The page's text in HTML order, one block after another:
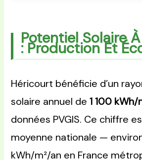
Potentiel Solaire
: Production Et
Héricourt bénéficie d’un
solaire annuel de1 100 kWh/
données PVGIS. Ce chiffre
moyenne nationale —
kWh/m²/an en France